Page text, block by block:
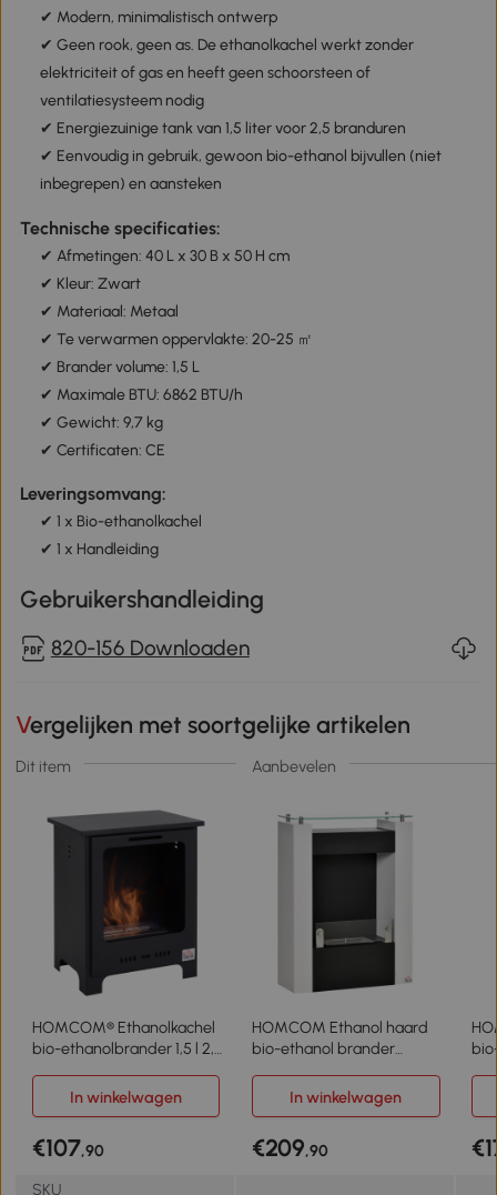
✔ Modern, minimalistisch ontwerp
✔ Geen rook, geen as. De ethanolkachel werkt zonder
elektriciteit of gas en heeft geen schoorsteen of
ventilatiesysteem nodig
✔ Energiezuinige tank van 1,5 liter voor 2,5 branduren
✔ Eenvoudig in gebruik, gewoon bio-ethanol bijvullen (niet
inbegrepen) en aansteken
Technische specificaties:
✔ Afmetingen: 40 L x 30 B x 50 H cm
✔ Kleur: Zwart
✔ Materiaal: Metaal
✔ Te verwarmen oppervlakte: 20-25 ㎡
✔ Brander volume: 1,5 L
✔ Maximale BTU: 6862 BTU/h
✔ Gewicht: 9,7 kg
✔ Certificaten: CE
Leveringsomvang:
✔ 1 x Bio-ethanolkachel
✔ 1 x Handleiding
Gebruikershandleiding
820-156 Downloaden
Vergelijken met soortgelijke artikelen
Dit item Aanbevelen
HOMCOM® Ethanolkachel
bio-ethanolbrander 1,5 l 2,5
metaal 40 x 30 x 50 cm
HOMCOM Ethanol haard
bio-ethanol brander
zwart
In winkelwagen In winkelwagen
€107,90 €209,90
SKU